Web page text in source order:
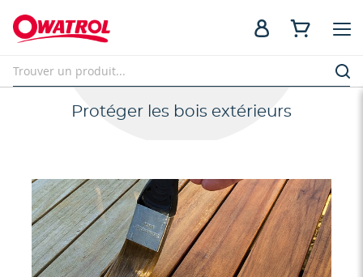
Protéger les bois extérieurs